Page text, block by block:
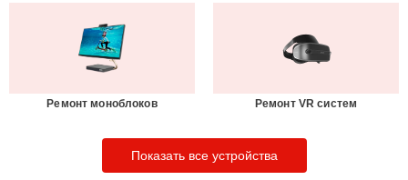
Ремонт моноблоков Ремонт VR систем
Показать все устройства